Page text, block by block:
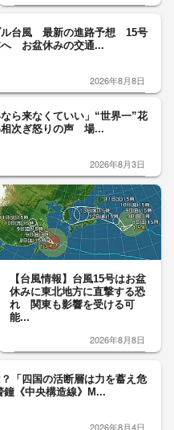
ル台風 最新の進路予想 15号
へ お盆休みの交通...
2026年8月8日
なら来なくていい」“世界一”花
相次ぎ怒りの声 場...
2026年8月3日
【台風情報】台風15号はお盆
休みに東北地方に直撃する恐
れ 関東も影響を受ける可
能...
2026年8月8日
「四国の活断層は力を蓄え危
鐘《中央構造線》M...
2026年8月4日